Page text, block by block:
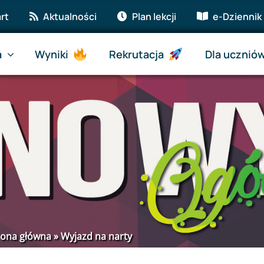
Aktualności Plan lekcji e-Dziennik
Wyniki Rekrutacja Dla
główna»Wyjazd na narty